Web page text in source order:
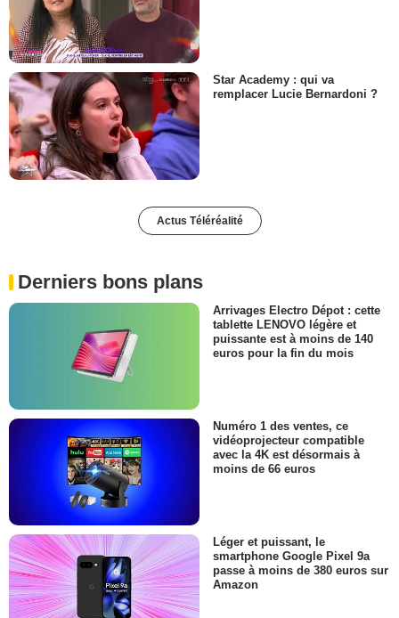
Star Academy : qui va
remplacer Lucie Bernardoni ?
Actus Téléréalité
Derniers bons plans
Arrivages Electro Dépot : cette
tablette LENOVO légère et
puissante est à moins de 140
euros pour la fin du mois
Numéro 1 des ventes, ce
vidéoprojecteur compatible
avec la 4K est désormais à
moins de 66 euros
Léger et puissant, le
smartphone Google Pixel 9a
passe à moins de 380 euros sur
Amazon